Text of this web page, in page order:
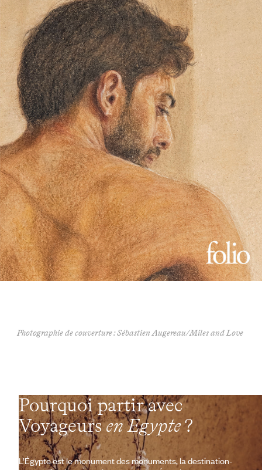
Photographie de couverture : Sébastien Augereau/Miles and Love
Pourquoi partir avec
Voyageursen Egypte?
L’Égypte est le monument des monuments, la destination-